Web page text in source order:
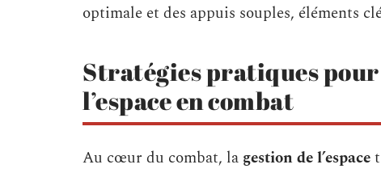
optimale et des appuis souples, éléments
Stratégies pratiques
l’espace en combat
Au cœur du combat, la gestion de l’espace